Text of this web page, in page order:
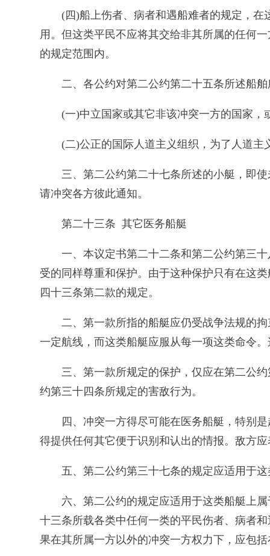
(四)船上伤者、病者和遇船难者的规定，
用。但这类平民不应将其交给非其所属的任何
的规定范围内。
二、各公约对第二公约第二十五条所述船
(一)中立国家或其它非该冲突一方的国家，
(二)公正的国际人道主义组织，为了人道
三、第二公约第二十七条所述的小艇，即
请冲突各方彼此通知。
第二十三条 其它医务船艇
一、本议定书第二十二条和第二公约第三
受的同样尊重和保护。由于这种保护只有在这
四十三条第二款的规定。
二、第一款所指的船艇应仍受战争法规的
一定航线，而这类船艇应服从每一项这类命令
三、第一款所规定的保护，仅应在第二公
约第三十四条所规定的害敌行为。
四、冲突一方得尽可能在医务船艇，特别
得提供任何其它便于识别和认出的情报。敌方
五、第二公约第三十七条的规定应适用于
六、第二公约的规定应适用于这类船艇上
十三条所载各类中任何一类的平民伤者、病者
果在其所属一方以外的冲突一方权力下，应包